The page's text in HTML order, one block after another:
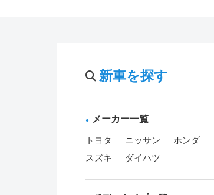
新車を探す
メーカー一覧
トヨタ ニッサン ホンダ
スズキ
ダイハツ